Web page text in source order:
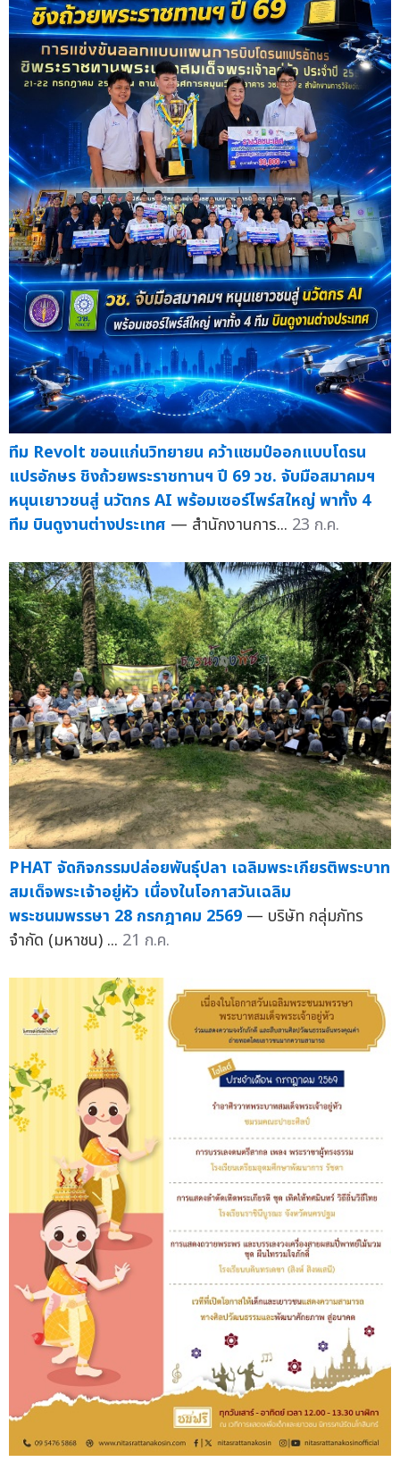
ทีม Revolt ขอนแก่นวิทยายน คว้าแชมป์ออกแบบโดรน
แปรอักษร ชิงถ้วยพระราชทานฯ ปี 69 วช. จับมือสมาคมฯ
หนุนเยาวชนสู่ นวัตกร AI พร้อมเซอร์ไพร์สใหญ่ พาทั้ง 4
ทีม บินดูงานต่างประเทศ — สำนักงานการ... 23 ก.ค.
PHAT จัดกิจกรรมปล่อยพันธุ์ปลา เฉลิมพระเกียรติพระบาท
สมเด็จพระเจ้าอยู่หัว เนื่องในโอกาสวันเฉลิม
พระชนมพรรษา 28 กรกฎาคม 2569 — บริษัท กลุ่มภัทร
จำกัด (มหาชน) ... 21 ก.ค.